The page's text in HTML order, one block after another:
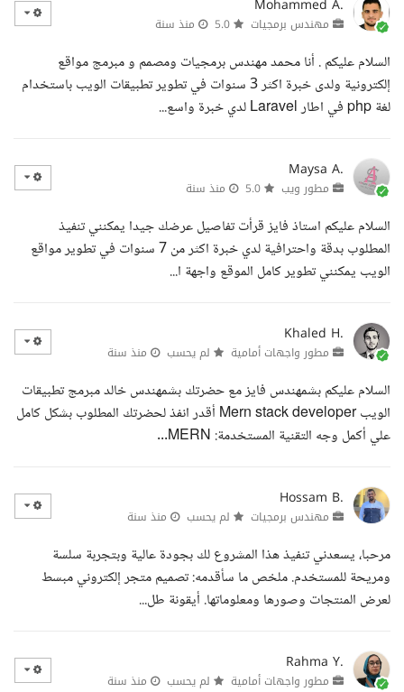
مهندس برمجيات منذ سنة
السلام عليكم . أنا محمد مهندس برمجيات ومصمم و مبرمج مواقع
إلكترونية ولدى خبرة اكثر 3 سنوات في تطوير تطبيقات الويب باستخدام
لغة php في اطار Laravel لدي خبرة واسع...
Maysa A.
مطور ويب منذ سنة
السلام عليكم استاذ فايز قرأت تفاصيل عرضك جيدا يمكنني تنفيذ
المطلوب بدقة واحترافية لدي خبرة اكثر من 7 سنوات في تطوير مواقع
الويب يمكنني تطوير كامل الموقع واجهة ا...
Khaled H.
مطور واجهات أمامية لم يحسب منذ سنة
السلام عليكم بشمهندس فايز مع حضرتك بشمهندس خالد مبرمج تطبيقات
الويب Mern stack developer أقدر انفذ لحضرتك المطلوب بشكل كامل
علي أكمل وجه التقنية المستخدمة: MERN...
Hossam B.
مهندس برمجيات لم يحسب منذ سنة
مرحبا، يسعدني تنفيذ هذا المشروع لك بجودة عالية وبتجربة سلسة
ومريحة للمستخدم. ملخص ما سأقدمه: تصميم متجر إلكتروني مبسط
لعرض المنتجات وصورها ومعلوماتها. أيقونة طل...
Rahma Y.
مطور واجهات أمامية لم يحسب منذ سنة